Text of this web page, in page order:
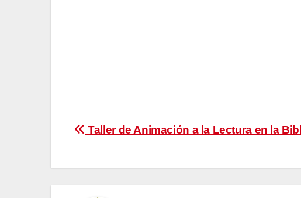
Navegación
Taller de Animación a la Lectura en la